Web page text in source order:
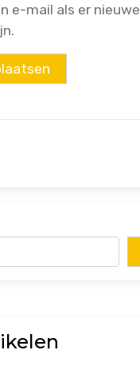
e-mail als er nieuwe